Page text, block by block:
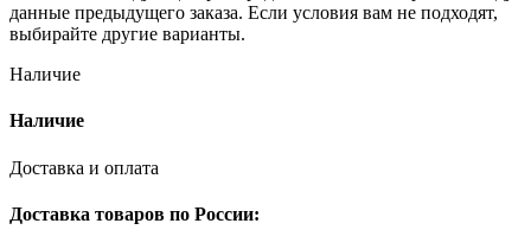
данные предыдущего заказа. Если условия вам не подходят,
выбирайте другие варианты.
Наличие
Наличие
Доставка и оплата
Доставка товаров по России: